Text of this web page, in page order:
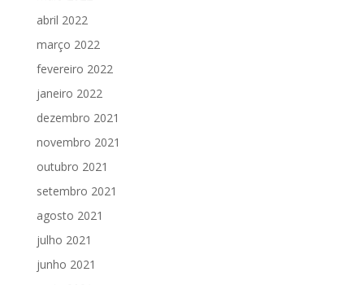
abril 2022
março 2022
fevereiro 2022
janeiro 2022
dezembro 2021
novembro 2021
outubro 2021
setembro 2021
agosto 2021
julho 2021
junho 2021